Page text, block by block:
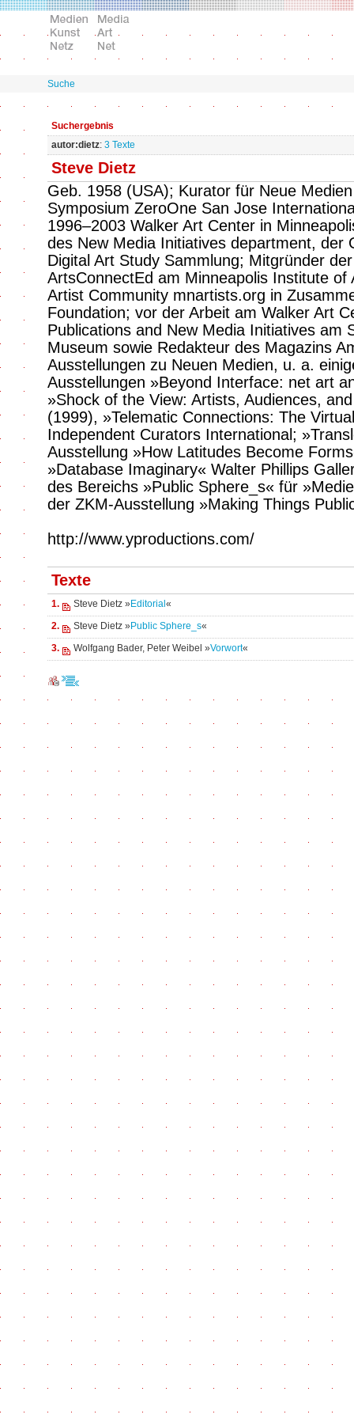
Suche
Suchergebnis
autor:dietz: 3 Texte
Steve Dietz
Geb. 1958 (USA); Kurator für Neue
Symposium ZeroOne San Jose
1996–2003 Walker Art Center in
des New Media Initiatives department, der
Digital Art Study Sammlung; Mitgründer
ArtsConnectEd am Minneapolis Institute
Artist Community mnartists.org in
Foundation; vor der Arbeit am Walker Art
Publications and New Media Initiatives am
Museum sowie Redakteur des Magazins
Ausstellungen zu Neuen Medien, u. a.
Ausstellungen »Beyond Interface: net art
»Shock of the View: Artists, Audiences,
(1999), »Telematic Connections: The
Independent Curators International;
Ausstellung »How Latitudes Become
»Database Imaginary« Walter Phillips
des Bereichs »Public Sphere_s« für
der ZKM-Ausstellung »Making Things
http://www.yproductions.com/
Texte
1. Steve Dietz »Editorial «
2.
Steve Dietz »Public Sphere_s«
3.
Wolfgang Bader, Peter Weibel »Vorwort«